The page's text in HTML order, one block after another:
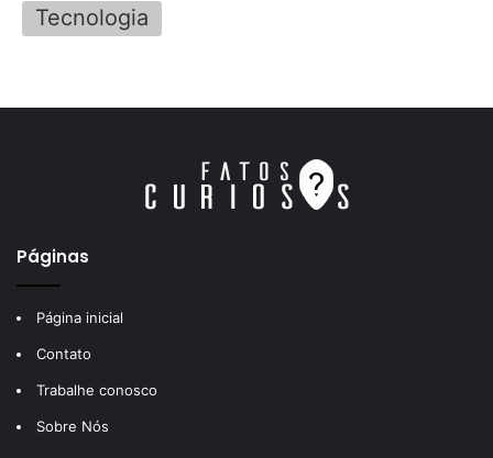
Tecnologia
Páginas
Página inicial
Contato
Trabalhe conosco
Sobre Nós